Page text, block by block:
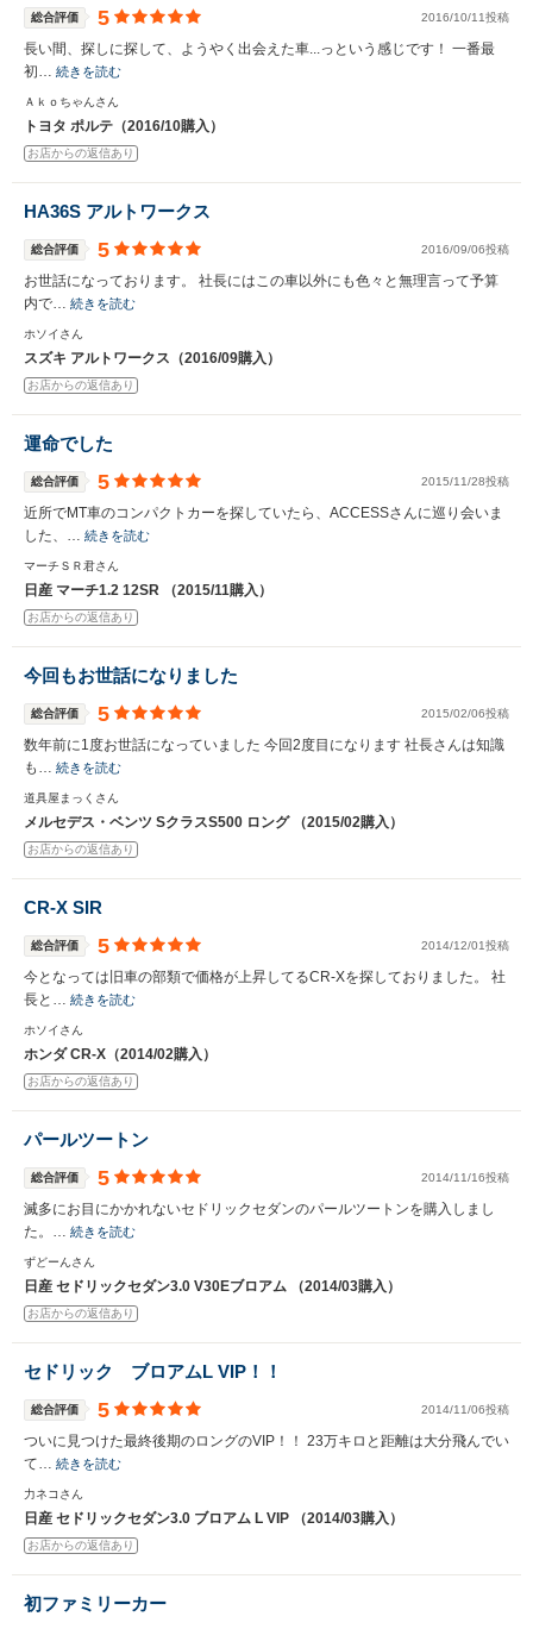
総合評価 5 2016/10/11投稿
長い間、探しに探して、ようやく出会えた車...っという感じです！ 一番最
初… 続きを読む
Ａｋｏちゃんさん
トヨタ ポルテ（2016/10購入）
お店からの返信あり
HA36S アルトワークス
総合評価 5 2016/09/06投稿
お世話になっております。 社長にはこの車以外にも色々と無理言って予算
内で… 続きを読む
ホソイさん
スズキ アルトワークス（2016/09購入）
お店からの返信あり
運命でした
総合評価 5 2015/11/28投稿
近所でMT車のコンパクトカーを探していたら、ACCESSさんに巡り会いま
した、… 続きを読む
マーチＳＲ君さん
日産 マーチ1.2 12SR （2015/11購入）
お店からの返信あり
今回もお世話になりました
総合評価 5 2015/02/06投稿
数年前に1度お世話になっていました 今回2度目になります 社長さんは知識
も… 続きを読む
道具屋まっくさん
メルセデス・ベンツ SクラスS500 ロング （2015/02購入）
お店からの返信あり
CR-X SIR
総合評価 5 2014/12/01投稿
今となっては旧車の部類で価格が上昇してるCR-Xを探しておりました。 社
長と… 続きを読む
ホソイさん
ホンダ CR-X（2014/02購入）
お店からの返信あり
パールツートン
総合評価 5 2014/11/16投稿
滅多にお目にかかれないセドリックセダンのパールツートンを購入しまし
た。… 続きを読む
ずどーんさん
日産 セドリックセダン3.0 V30Eブロアム （2014/03購入）
お店からの返信あり
セドリック ブロアムL VIP！！
総合評価 5 2014/11/06投稿
ついに見つけた最終後期のロングのVIP！！ 23万キロと距離は大分飛んでい
て… 続きを読む
力ネコさん
日産 セドリックセダン3.0 ブロアム L VIP （2014/03購入）
お店からの返信あり
初ファミリーカー